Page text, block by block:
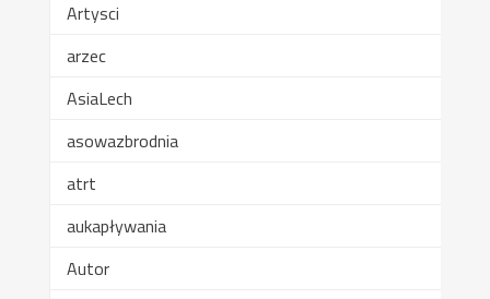
Artysci
arzec
AsiaLech
asowazbrodnia
atrt
aukapływania
Autor